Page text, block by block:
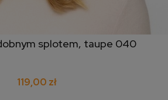
splotem, taupe 040
119,00 zł